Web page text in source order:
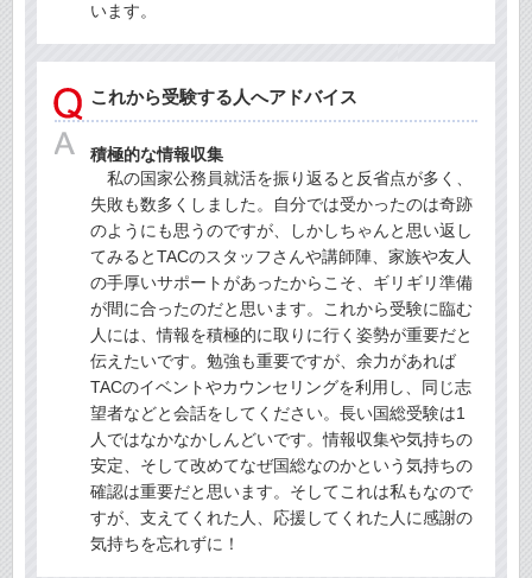
います。
これから受験する人へアドバイス
積極的な情報収集
私の国家公務員就活を振り返ると反省点が多く、
失敗も数多くしました。自分では受かったのは奇跡
のようにも思うのですが、しかしちゃんと思い返し
てみるとTACのスタッフさんや講師陣、家族や友人
の手厚いサポートがあったからこそ、ギリギリ準備
が間に合ったのだと思います。これから受験に臨む
人には、情報を積極的に取りに行く姿勢が重要だと
伝えたいです。勉強も重要ですが、余力があれば
TACのイベントやカウンセリングを利用し、同じ志
望者などと会話をしてください。長い国総受験は1
人ではなかなかしんどいです。情報収集や気持ちの
安定、そして改めてなぜ国総なのかという気持ちの
確認は重要だと思います。そしてこれは私もなので
すが、支えてくれた人、応援してくれた人に感謝の
気持ちを忘れずに！